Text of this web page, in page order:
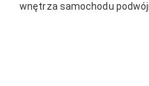
wnętrza samochodu